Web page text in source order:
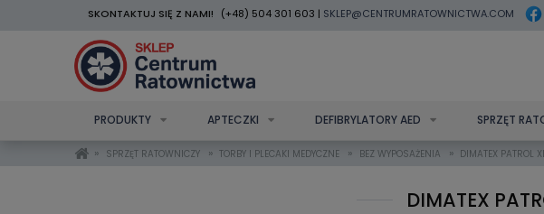
SKONTAKTUJ SIĘ Z NAMI! (+48) 504 301 603 | SKLEP@CENTRUMRATOWNICTWA.COM
PRODUKTY APTECZKI DEFIBRYLATORY AED SPRZĘT
» SPRZĘT RATOWNICZY » TORBY I PLECAKI MEDYCZNE » BEZ WYPOSAŻENIA » DIMATEX PATROL
DIMATEX